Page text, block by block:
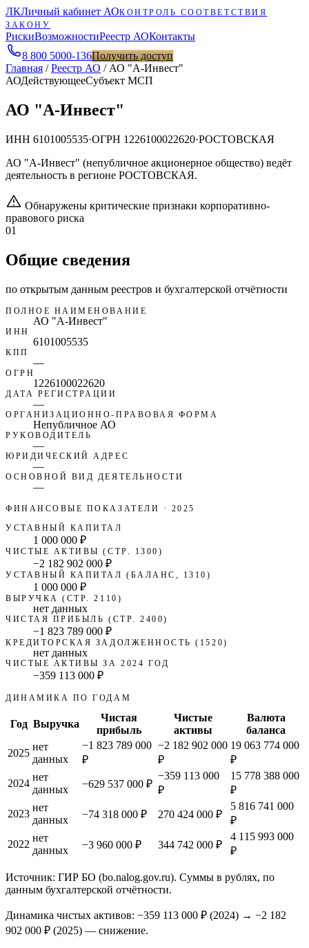
ЛКЛичный кабинет АОКОНТРОЛЬ СООТВЕТСТВИЯ
ЗАКОНУ
РискиВозможностиРеестр АОКонтакты
8 800 5000-136Получить доступ
Главная /Реестр АО / АО "А-Инвест"
АОДействующееСубъект МСП
АО "А-Инвест"
ИНН 6101005535·ОГРН 1226100022620·РОСТОВСКАЯ
АО "А-Инвест" (непубличное акционерное общество) ведёт
деятельность в регионе РОСТОВСКАЯ.
Обнаружены критические признаки корпоративно-
правового риска
01
Общие сведения
по открытым данным реестров и бухгалтерской отчётности
ПОЛНОЕ НАИМЕНОВАНИЕ
АО "А-Инвест"
ИНН
6101005535
КПП
—
ОГРН
1226100022620
ДАТА РЕГИСТРАЦИИ
—
ОРГАНИЗАЦИОННО-ПРАВОВАЯ ФОРМА
Непубличное АО
РУКОВОДИТЕЛЬ
—
ЮРИДИЧЕСКИЙ АДРЕС
—
ОСНОВНОЙ ВИД ДЕЯТЕЛЬНОСТИ
—
ФИНАНСОВЫЕ ПОКАЗАТЕЛИ · 2025
УСТАВНЫЙ КАПИТАЛ
1 000 000 ₽
ЧИСТЫЕ АКТИВЫ (СТР. 1300)
−2 182 902 000 ₽
УСТАВНЫЙ КАПИТАЛ (БАЛАНС, 1310)
1 000 000 ₽
ВЫРУЧКА (СТР. 2110)
нет данных
ЧИСТАЯ ПРИБЫЛЬ (СТР. 2400)
−1 823 789 000 ₽
КРЕДИТОРСКАЯ ЗАДОЛЖЕННОСТЬ (1520)
нет данных
ЧИСТЫЕ АКТИВЫ ЗА 2024 ГОД
−359 113 000 ₽
ДИНАМИКА ПО ГОДАМ
Год Выручка
Чистая
прибыль
Чистые
активы
Валюта
баланса
2025
нет
данных
−1 823 789 000
₽
−2 182 902 000
₽
19 063 774 000
₽
2024
нет
данных
−629 537 000 ₽
−359 113 000
₽
15 778 388 000
₽
2023
нет
данных
−74 318 000 ₽ 270 424 000 ₽
5 816 741 000
₽
2022
нет
данных
−3 960 000 ₽ 344 742 000 ₽
4 115 993 000
₽
Источник: ГИР БО (bo.nalog.gov.ru). Суммы в рублях, по
данным бухгалтерской отчётности.
Динамика чистых активов: −359 113 000 ₽ (2024) → −2 182
902 000 ₽ (2025) — снижение.